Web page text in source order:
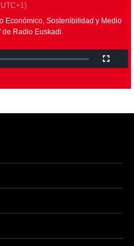
Económico, Sostenibilidad y Medio
de Radio Euskadi.